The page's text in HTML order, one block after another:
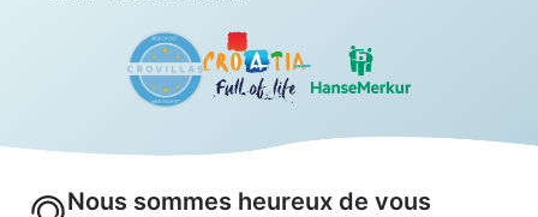
Nous sommes heureux de vous